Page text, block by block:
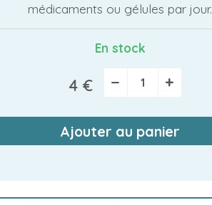
médicaments ou gélules par jour.
En stock
4 € − +
Ajouter au panier